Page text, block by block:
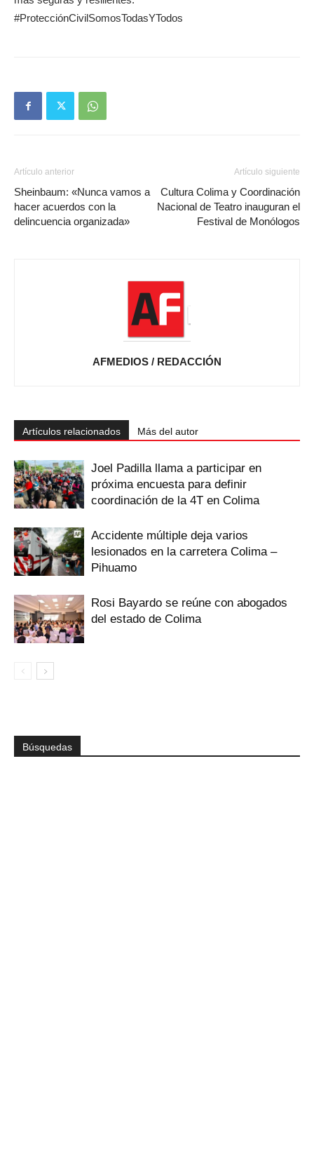
#ProtecciónCivilSomosTodasYTodos
Artículo anterior
Sheinbaum: «Nunca vamos a
hacer acuerdos con la
delincuencia organizada»
Artículo siguiente
Cultura Colima y Coordinación
Nacional de Teatro inauguran el
Festival de Monólogos
AFMEDIOS / REDACCIÓN
Artículos relacionados Más del autor
Joel Padilla llama a participar en
próxima encuesta para definir
coordinación de la 4T en Colima
Accidente múltiple deja varios
lesionados en la carretera Colima –
Pihuamo
Rosi Bayardo se reúne con abogados
del estado de Colima
Búsquedas